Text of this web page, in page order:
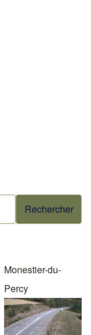
Monestier-du-
Percy